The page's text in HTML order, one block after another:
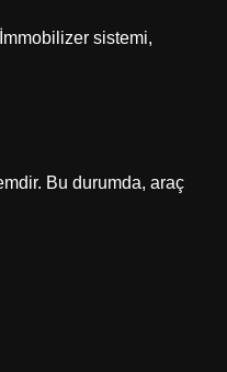
sistemi,
Bu durumda, araç